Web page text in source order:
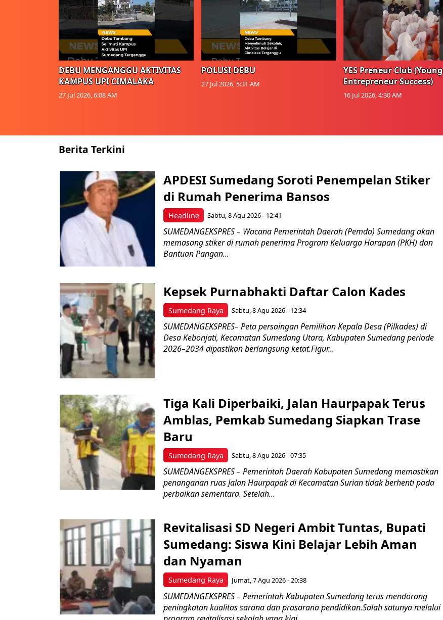
DEBU MENGANGGU AKTIVITAS
KAMPUS UPI CIMALAKA
27 Jul 2026, 6:08 AM
POLUSI DEBU
27 Jul 2026, 5:31 AM
YES Preneur Club (Young
Entrepreneur Success)
16 Jul 2026, 4:30 AM
Berita Terkini
Headline
APDESI Sumedang Soroti Penempelan Stiker
di Rumah Penerima Bansos
Sabtu, 8 Agu 2026 - 12:41
SUMEDANGEKSPRES – Wacana Pemerintah Daerah (Pemda) Sumedang akan
memasang stiker di rumah penerima Program Keluarga Harapan (PKH) dan
Bantuan Pangan...
Sumedang Raya
Kepsek Purnabhakti Daftar Calon Kades
Sabtu, 8 Agu 2026 - 12:34
SUMEDANGEKSPRES– Peta persaingan Pemilihan Kepala Desa (Pilkades) di
Desa Kebonjati, Kecamatan Sumedang Utara, Kabupaten Sumedang periode
2026–2034 dipastikan berlangsung ketat.Figur...
Sumedang Raya
Tiga Kali Diperbaiki, Jalan Haurpapak Terus
Amblas, Pemkab Sumedang Siapkan Trase
Baru
Sabtu, 8 Agu 2026 - 07:35
SUMEDANGEKSPRES – Pemerintah Daerah Kabupaten Sumedang memastikan
penanganan ruas Jalan Haurpapak di Kecamatan Surian tidak berhenti pada
perbaikan sementara. Setelah...
Sumedang Raya
Revitalisasi SD Negeri Ambit Tuntas, Bupati
Sumedang: Siswa Kini Belajar Lebih Aman
dan Nyaman
Jumat, 7 Agu 2026 - 20:38
SUMEDANGEKSPRES – Pemerintah Kabupaten Sumedang terus mendorong
peningkatan kualitas sarana dan prasarana pendidikan.Salah satunya melalui